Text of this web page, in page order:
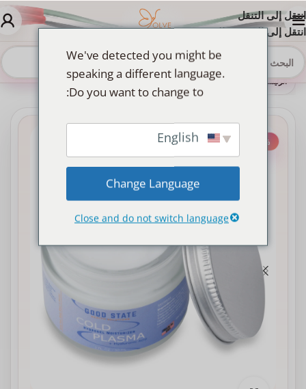
انتقل إلى التنقل
انتقل إلى المحتوى الرئيسي
الرئيسية
-30%
We've detected you might be
speaking a different language.
Do you want to change to:
Change Language
Close and do not switch language